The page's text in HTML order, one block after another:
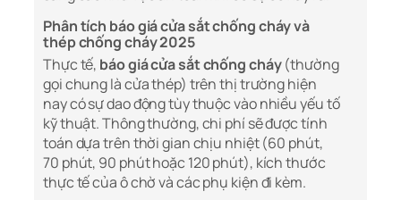
Phân tích báo giá cửa sắt chống cháy và
thép chống cháy 2025
Thực tế, báo giá cửa sắt chống cháy(thường
gọi chung là cửa thép) trên thị trường hiện
nay có sự dao động tùy thuộc vào nhiều yếu tố
kỹ thuật. Thông thường, chi phí sẽ được tính
toán dựa trên thời gian chịu nhiệt (60 phút,
70 phút, 90 phút hoặc 120 phút), kích thước
thực tế của ô chờ và các phụ kiện đi kèm.